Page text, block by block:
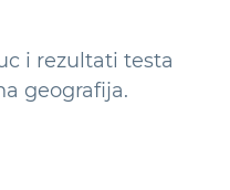
i rezultati testa
geografija.